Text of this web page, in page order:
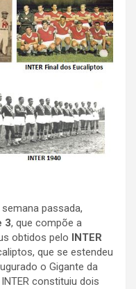
semana passada,
3, que compõe a
obtidos pelo INTER
que se estendeu
o Gigante da
constituiu dois